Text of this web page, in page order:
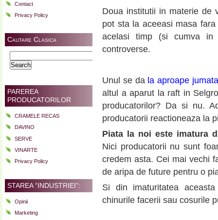
Contact
Privacy Policy
Cautare Clasica
for:
PAREREA
PRODUCATORILOR
CRAMELE RECAS
DAVINO
SERVE
VINARTE
Privacy Policy
STAREA “INDUSTRIEI”:
Opinii
Marketing
Doua institutii in materie de
pot sta la aceeasi masa
acelasi timp (si cumva in
controverse.
Unul se da la aproape
altul a aparut la raft in
producatorilor? Da si nu.
producatorii reactioneaza la
Piata la noi este imatura
Nici producatorii nu sunt
credem asta. Cei mai vechi
de aripa de future pentru o
Si din imaturitatea
chinurile facerii sau cosurile